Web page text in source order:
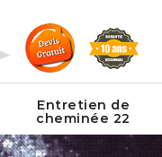
Entretien de
cheminée 22